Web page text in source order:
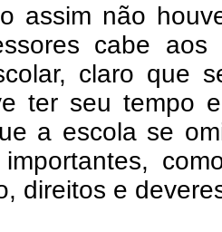
assim não
cabe
claro que
ter seu tempo
a escola se
direitos e